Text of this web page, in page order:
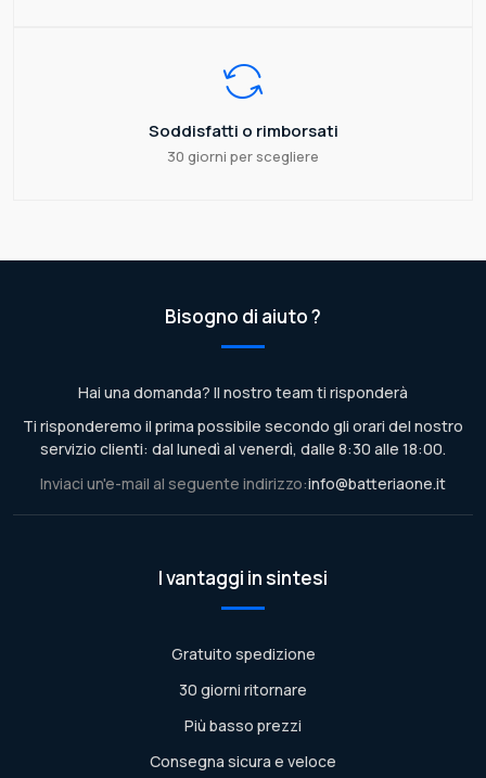
Soddisfatti o rimborsati
30 giorni per scegliere
Bisogno di aiuto ?
Hai una domanda? Il nostro team ti risponderà
Ti risponderemo il prima possibile secondo gli orari del nostro
servizio clienti: dal lunedì al venerdì, dalle 8:30 alle 18:00.
Inviaci un'e-mail al seguente indirizzo:info@batteriaone.it
I vantaggi in sintesi
Gratuito spedizione
30 giorni ritornare
Più basso prezzi
Consegna sicura e veloce